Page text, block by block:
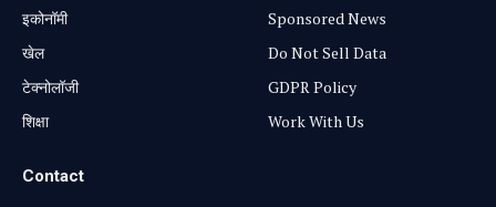
⁠इकोनॉमी
खेल
टेक्नोलॉजी
शिक्षा
Sponsored News
Do Not Sell Data
GDPR Policy
Work With Us
Contact